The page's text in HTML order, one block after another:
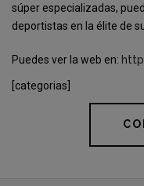
súper especializadas,
deportistas en la élite de
Puedes ver la web en:
[categorias]